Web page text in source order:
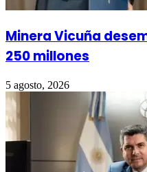
Minera Vicuña
250 millones
5 agosto, 2026